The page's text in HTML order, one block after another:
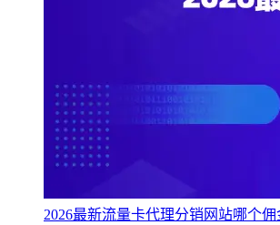
2026最新流量卡代理分销网站哪个